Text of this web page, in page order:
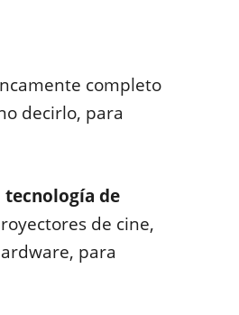
completo
decirlo, para
tecnología de
de cine,
para